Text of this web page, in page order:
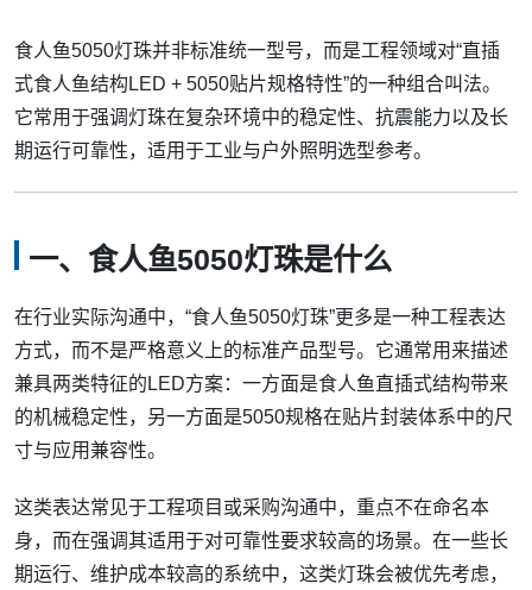
食人鱼5050灯珠并非标准统一型号，而是工程领域对“直插
式食人鱼结构LED + 5050贴片规格特性”的一种组合叫法。
它常用于强调灯珠在复杂环境中的稳定性、抗震能力以及长
期运行可靠性，适用于工业与户外照明选型参考。
一、食人鱼5050灯珠是什么
在行业实际沟通中，“食人鱼5050灯珠”更多是一种工程表达
方式，而不是严格意义上的标准产品型号。它通常用来描述
兼具两类特征的LED方案：一方面是食人鱼直插式结构带来
的机械稳定性，另一方面是5050规格在贴片封装体系中的尺
寸与应用兼容性。
这类表达常见于工程项目或采购沟通中，重点不在命名本
身，而在强调其适用于对可靠性要求较高的场景。在一些长
期运行、维护成本较高的系统中，这类灯珠会被优先考虑，